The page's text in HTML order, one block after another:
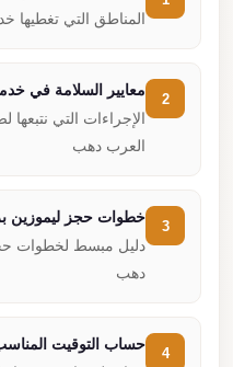
المناطق التي تغطيها
معايير السلامة في
الإجراءات التي نتبعها
العرب دهب
خطوات حجز ليموزين
دليل مبسط لخطوات حجز
دهب
حساب التوقيت